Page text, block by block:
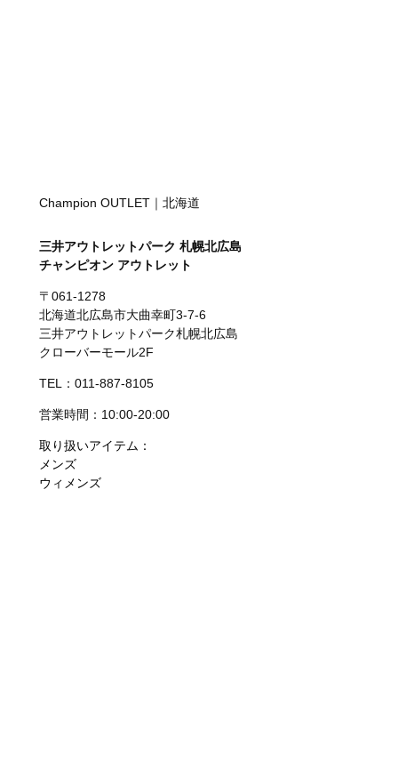
Champion OUTLET｜北海道
三井アウトレットパーク 札幌北広島
チャンピオン アウトレット
〒061-1278
北海道北広島市大曲幸町3-7-6
三井アウトレットパーク札幌北広島
クローバーモール2F
TEL：011-887-8105
営業時間：10:00-20:00
取り扱いアイテム：
メンズ
ウィメンズ